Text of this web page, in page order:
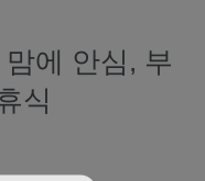
에 안심, 부
식